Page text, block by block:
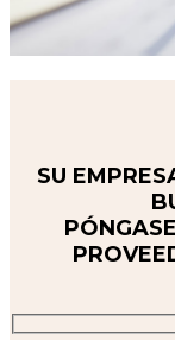
SU